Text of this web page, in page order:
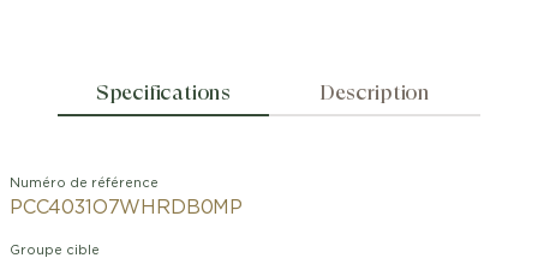
Specifications Description
Numéro de référence
PCC4031O7WHRDB0MP
Groupe cible